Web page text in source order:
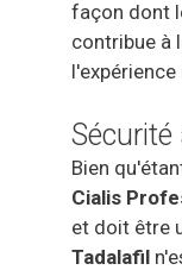
façon dont
contribue à
l'expérience
Bien
Cialis
et doit être
Tadalafil